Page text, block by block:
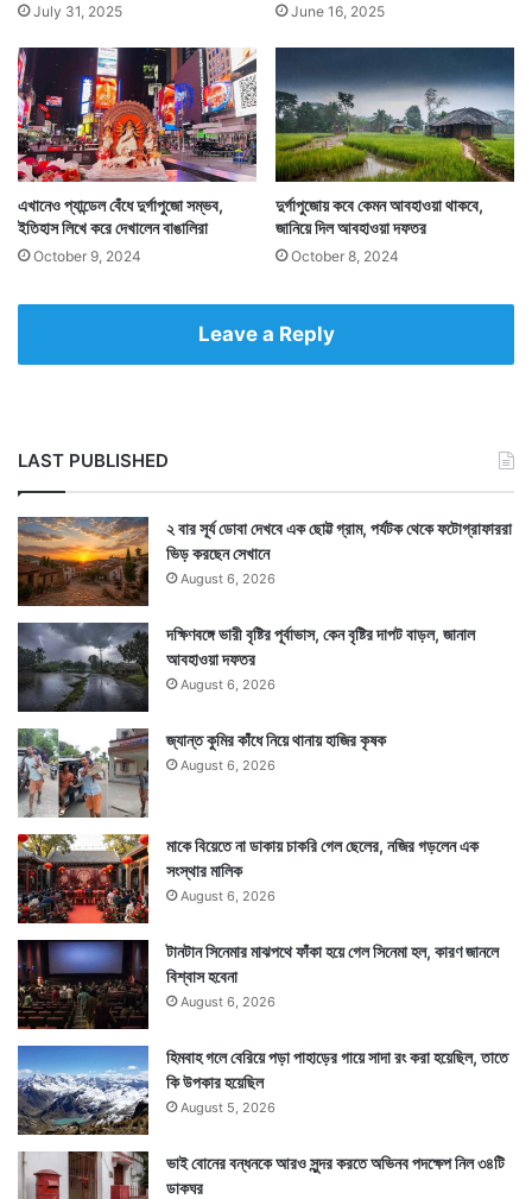
July 31, 2025 June 16, 2025
এখানেও প্যান্ডেল বেঁধে দুর্গাপুজো সম্ভব,
ইতিহাস লিখে করে দেখালেন বাঙালিরা
October 9, 2024
দুর্গাপুজোয় কবে কেমন আবহাওয়া থাকবে,
জানিয়ে দিল আবহাওয়া দফতর
October 8, 2024
Leave a Reply
LAST PUBLISHED
২ বার সূর্য ডোবা দেখবে এক ছোট্ট গ্রাম, পর্যটক থেকে ফটোগ্রাফাররা
ভিড় করছেন সেখানে
August 6, 2026
দক্ষিণবঙ্গে ভারী বৃষ্টির পূর্বাভাস, কেন বৃষ্টির দাপট বাড়ল, জানাল
আবহাওয়া দফতর
August 6, 2026
জ্যান্ত কুমির কাঁধে নিয়ে থানায় হাজির কৃষক
August 6, 2026
মাকে বিয়েতে না ডাকায় চাকরি গেল ছেলের, নজির গড়লেন এক
সংস্থার মালিক
August 6, 2026
টানটান সিনেমার মাঝপথে ফাঁকা হয়ে গেল সিনেমা হল, কারণ জানলে
বিশ্বাস হবেনা
August 6, 2026
হিমবাহ গলে বেরিয়ে পড়া পাহাড়ের গায়ে সাদা রং করা হয়েছিল, তাতে
কি উপকার হয়েছিল
August 5, 2026
ভাই বোনের বন্ধনকে আরও সুন্দর করতে অভিনব পদক্ষেপ নিল ৩৪টি
ডাকঘর